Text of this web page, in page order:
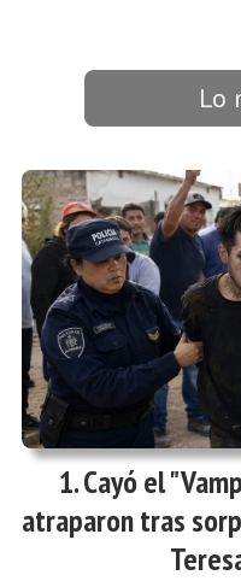
Lo
Cayó el
atraparon tras